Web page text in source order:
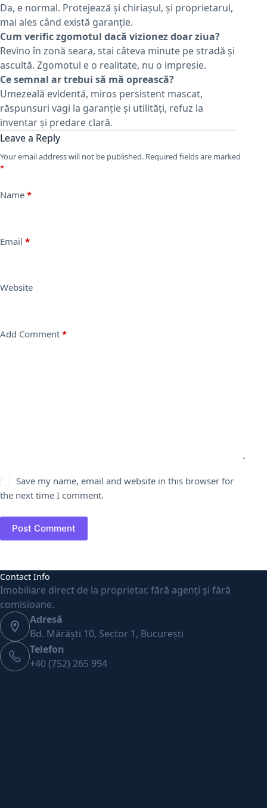
Da, e normal. Protejează și chiriașul, și proprietarul,
mai ales când există garanție.
Cum verific zgomotul dacă vizionez doar ziua?
Revino în zonă seara, stai câteva minute pe stradă și
ascultă. Zgomotul e o realitate, nu o impresie.
Ce semnal ar trebui să mă oprească?
Umezeală evidentă, miros persistent mascat,
răspunsuri vagi la garanție și utilități, refuz la
inventar și predare clară.
Leave a Reply
Your email address will not be published. Required fields are marked
*
Name *
Email *
Website
Add Comment *
Save my name, email and website in this browser for
the next time I comment.
Post Comment
Contact Info
Imobiliare direct de la proprietar, fără agenți și fără
comisioane.
Adresă
Bd. Mărăști 10, Sector 1, București
Telefon
+40 (752) 265 994